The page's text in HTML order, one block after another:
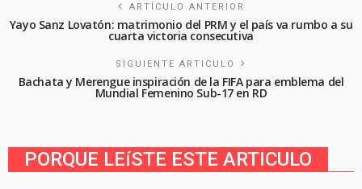
ARTÍCULO ANTERIOR
Yayo Sanz Lovatón: matrimonio del PRM y el país va rumbo a su
cuarta victoria consecutiva
SIGUIENTE ARTICULO
Bachata y Merengue inspiración de la FIFA para emblema del
Mundial Femenino Sub-17 en RD
PORQUE LEíSTE ESTE ARTICULO